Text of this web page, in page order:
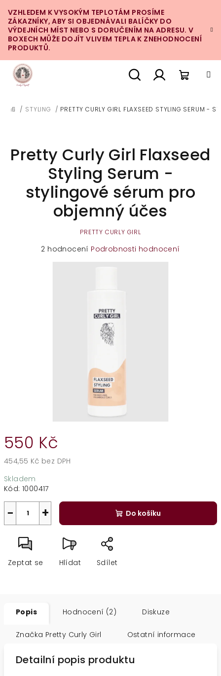
na
obsah
VZHLEDEM K VYSOKÝM TEPLOTÁM PROSÍME
ZÁKAZNÍKY, ABY SI OBJEDNÁVALI BALÍČKY DO
VÝDEJNÍCH MÍST NEBO S DORUČENÍM NA ADRESU. V
BOXECH MŮŽE DOJÍT VLIVEM TEPLA K ZNEHODNOCENÍ
PRODUKTŮ.
DOMŮ
/ STYLING / PRETTY CURLY GIRL FLAXSEED STYLING SERUM -
550 Kč
454,55 Kč bez DPH
cena:
Skladem
Kód: 1000417
+
− Do košíku
Zeptat se Hlídat Sdílet
Pretty Curly Girl Flaxseed
Styling Serum -
stylingové sérum pro
objemný účes
PRETTY CURLY GIRL
Průměrné
2 hodnocení Podrobnosti hodnocení
Popis Hodnocení (2) Diskuze
Značka Pretty Curly Girl Ostatní informace
Detailní popis produktu